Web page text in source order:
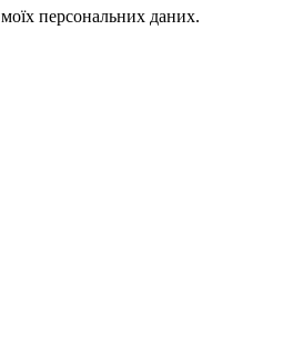
моїх персональних даних.